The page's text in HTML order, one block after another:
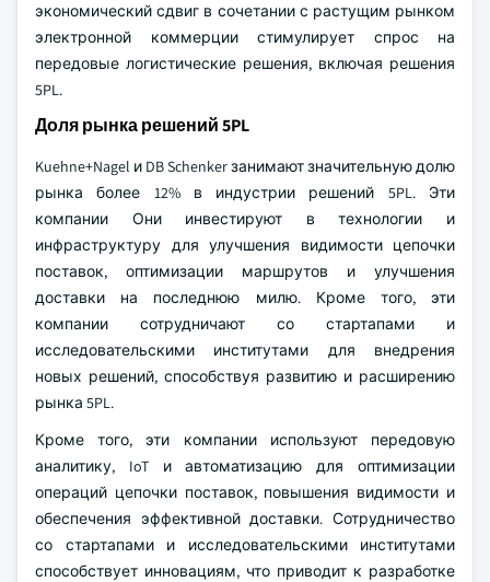
экономический сдвиг в сочетании с растущим рынком
электронной коммерции стимулирует спрос на
передовые логистические решения, включая решения
5PL.
Доля рынка решений 5PL
Kuehne+Nagel и DB Schenker занимают значительную долю
рынка более 12% в индустрии решений 5PL. Эти
компании Они инвестируют в технологии и
инфраструктуру для улучшения видимости цепочки
поставок, оптимизации маршрутов и улучшения
доставки на последнюю милю. Кроме того, эти
компании сотрудничают со стартапами и
исследовательскими институтами для внедрения
новых решений, способствуя развитию и расширению
рынка 5PL.
Кроме того, эти компании используют передовую
аналитику, IoT и автоматизацию для оптимизации
операций цепочки поставок, повышения видимости и
обеспечения эффективной доставки. Сотрудничество
со стартапами и исследовательскими институтами
способствует инновациям, что приводит к разработке